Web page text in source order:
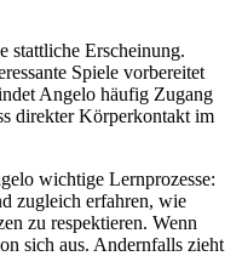
stattliche Erscheinung.
Spiele vorbereitet
Angelo häufig Zugang
direkter Körperkontakt im
wichtige Lernprozesse:
zugleich erfahren, wie
zu respektieren. Wenn
sich aus. Andernfalls zieht